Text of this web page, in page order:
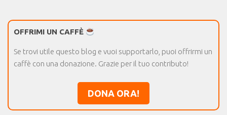
OFFRIMI UN CAFFÈ
Se trovi utile questo blog e vuoi supportarlo, puoi offrirmi un
caffè con una donazione. Grazie per il tuo contributo!
DONA ORA!